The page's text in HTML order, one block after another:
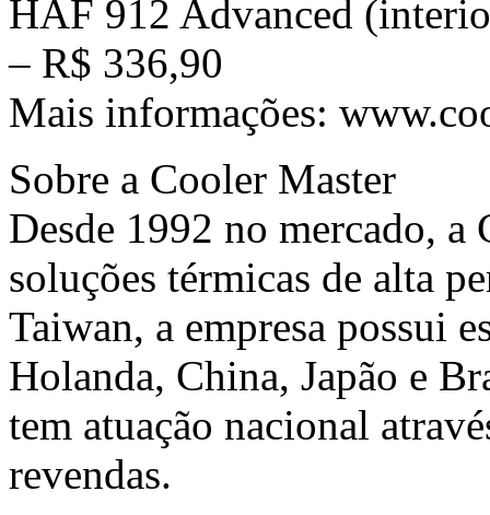
HAF 912 Advanced
– R$ 336,90
Mais informações:
Sobre a Cooler Master
Desde 1992 no mercado,
soluções térmicas de alta
Taiwan, a empresa possui
Holanda, China, Japão e
tem atuação nacional
revendas.